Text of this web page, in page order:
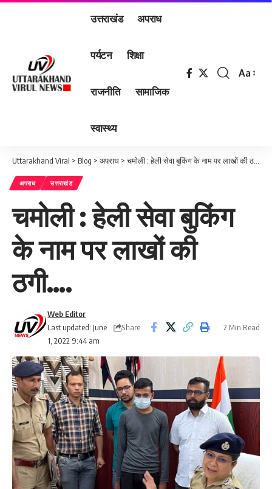
उत्तराखंड अपराध
पर्यटन शिक्षा
राजनीति सामाजिक
स्वास्थ्य
Font
Aa
Uttarakhand Viral > Blog > अपराध >चमोली : हेली सेवा बुकिंग के नाम पर लाखों की ठगी….
अपराध उत्तराखंड
चमोली : हेली सेवा बुकिंग
के नाम पर लाखों की
ठगी….
Last updated: June
1, 2022 9:44 am
Web Editor
Share
2 Min Read